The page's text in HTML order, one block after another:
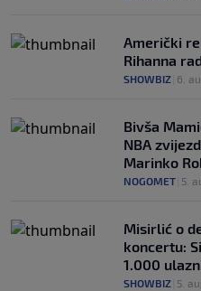
Američki
Rihanna
SHOWBIZ 6.
Bivša
NBA
Marinko
NOGOMET 5.
Misirlić o
koncertu:
1.000
SHOWBIZ 5.